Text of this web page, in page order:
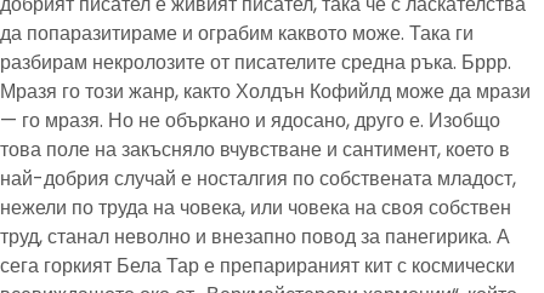
да попаразитираме и ограбим каквото може. Така ги
разбирам некролозите от писателите средна ръка. Бррр.
Мразя го този жанр, както Холдън Кофийлд може да мрази
— го мразя. Но не объркано и ядосано, друго е. Изобщо
това поле на закъсняло вчувстване и сантимент, което в
най-добрия случай е носталгия по собствената младост,
нежели по труда на човека, или човека на своя собствен
труд, станал неволно и внезапно повод за панегирика. А
сега горкият Бела Тар е препарираният кит с космически